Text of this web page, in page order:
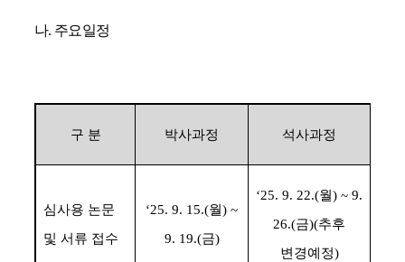
나. 주요일정
구 분 박사과정 석사과정
심사용 논문
및 서류 접수
‘25. 9. 15.(월) ~
9. 19.(금)
‘25. 9. 22.(월) ~ 9.
26.(금)(추후
변경예정)